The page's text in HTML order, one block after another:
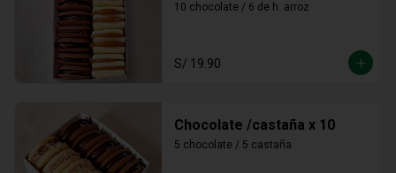
10 chocolate / 6 de h. arroz
S/ 19.90
Chocolate /castaña x 10
5 chocolate / 5 castaña